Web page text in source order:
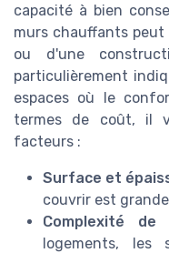
capacité à bien
murs chauffants
ou d'une
particulièrement
espaces où le
termes de coût, il
facteurs :
Surface et
couvrir est
Complexité de
logements, les